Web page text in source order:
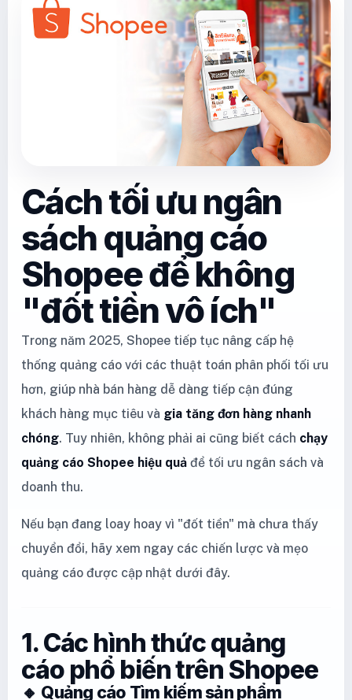
Cách tối ưu ngân
sách quảng cáo
Shopee để không
"đốt tiền vô ích"
Trong năm 2025, Shopee tiếp tục nâng cấp hệ
thống quảng cáo với các thuật toán phân phối tối ưu
hơn, giúp nhà bán hàng dễ dàng tiếp cận đúng
khách hàng mục tiêu và gia tăng đơn hàng nhanh
chóng. Tuy nhiên, không phải ai cũng biết cách chạy
quảng cáo Shopee hiệu quả để tối ưu ngân sách và
doanh thu.
Nếu bạn đang loay hoay vì "đốt tiền" mà chưa thấy
chuyển đổi, hãy xem ngay các chiến lược và mẹo
quảng cáo được cập nhật dưới đây.
1. Các hình thức quảng
cáo phổ biến trên Shopee
🔸 Quảng cáo Tìm kiếm sản phẩm